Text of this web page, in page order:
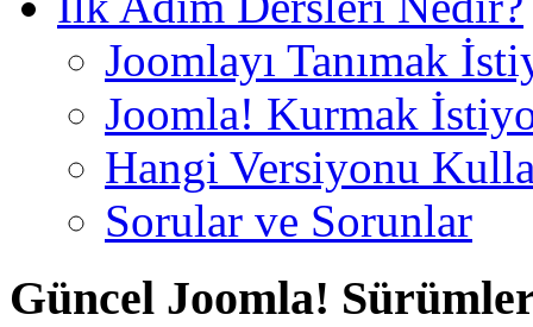
Joomlayı Tanımak
Joomla! Kurmak
Hangi Versiyonu
Sorular ve Sorunlar
Güncel Joomla!